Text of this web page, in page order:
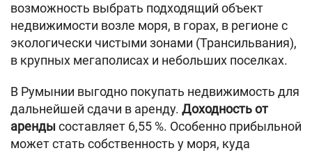
возможность выбрать подходящий объект
недвижимости возле моря, в горах, в регионе с
экологически чистыми зонами (Трансильвания),
в крупных мегаполисах и небольших поселках.
В Румынии выгодно покупать недвижимость для
дальнейшей сдачи в аренду. Доходность от
арендысоставляет 6,55 %. Особенно прибыльной
может стать собственность у моря, куда